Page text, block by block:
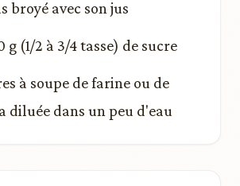
broyé avec son jus
g (1/2 à 3/4 tasse) de sucre
à soupe de farine ou de
diluée dans un peu d'eau